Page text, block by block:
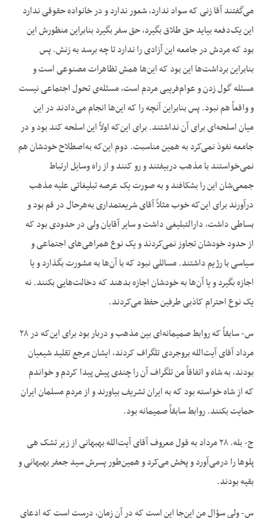
می‌گفتند آقا زنی که سواد ندارد، شعور ندارد و در خانواده حقوقی ندارد
این یک‌دفعه بیاید حق طلاق بگیرد، حق سفر بگیرد بنابراین منظورش این
بود که مردش در جامعه این آزادی را ندارد تا چه برسد به زنش. پس
بنابراین برداشت‌ها این بود که این‌ها همش تظاهرات مصنوعی است و
مسئله گول زدن و عوام‌فریبی مردم است، مسئله‌ی تحول اجتماعی نیست
و واقعاً هم نبود. پس بنابراین آنچه را که این‌ها انجام می‌دادند در این
میان اسلحه‌ای برای آن نداشتند. برای این‌که اولاً این اسلحه کند بود و در
جامعه نفوذ نمی‌کرد به همین مناسبت. دوم این‌که به‌اصطلاح خودشان هم
نمی‌خواستند با مذهب دربیفتند و رو کنند و از راه وسایل ارتباط
جمعی‌شان این را بشکافند و به صورت یک عرصه تبلیغاتی علیه مذهب
درآورند برای این‌که خوب مثلاً آقای شریعتمداری به‌هرحال در قم بود و
بساطی داشت، دارالتبلیغی داشت و سایر آقایان ولی در حدودی بود که
از حدود خودشان تجاوز نمی‌کردند و یک نوع همراهی‌های اجتماعی و
سیاسی با رژیم داشتند. مسائلی نبود که با آن‌ها به مشورت بگذارد و یا
اجازه بگیرد و یا آن‌ها به خودشان اجازه بدهند که دخالت‌هایی بکنند. نه
یک نوع احترام کاذبی طرفین حفظ می‌کردند.
س- سابقاً که روابط صمیمانه‌ای بین مذهب و دربار بود برای این‌که در ۲۸
مرداد آقای آیت‌الله بروجردی تلگراف کردند، ایشان مرجع تقلید شیعیان
بودند، به شاه و اتفاقاً من تلگراف آن را چندی پیش پیدا کردم و خواندم
که از شاه خواسته بود که به ایران تشریف بیاورند و از مردم مسلمان ایران
حمایت بکنند. روابط سابقاً صمیمانه بود.
ج- بله. ۲۸ مرداد به قول معروف آقای آیت‌الله بهبهانی از زیر تشک هی
پلو‌ها را درمی‌آورد و پخش می‌کرد و همین‌طور پسرش سید جعفر بهبهانی و
بقیه بودند.
س- ولی سؤال من این‌جا این است که در آن زمان، درست است که ادعای